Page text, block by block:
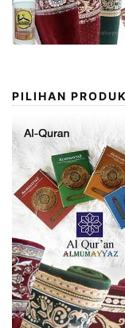
PILIHAN